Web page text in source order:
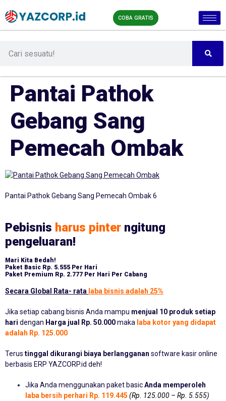
COBA GRATIS
Pantai Pathok
Gebang Sang
Pemecah Ombak
Pantai Pathok Gebang Sang Pemecah Ombak 6
Pebisnis harus pinter ngitung
pengeluaran!
Mari Kita Bedah!
Paket Basic Rp. 5.555 Per Hari
Paket Premium Rp. 2.777 Per Hari Per Cabang
Secara Global Rata- rata laba bisnis adalah 25%
Jika setiap cabang bisnis Anda mampu menjual 10 produk setiap
hari dengan Harga jual Rp. 50.000maka laba kotor yang didapat
adalah Rp. 125.000
Terus tinggal dikurangi biaya berlangganan software kasir online
berbasis ERP YAZCORP.id deh!
Jika Anda menggunakan paket basicAnda memperoleh
laba bersih perhari Rp. 119.445 (Rp. 125.000 – Rp. 5.555)